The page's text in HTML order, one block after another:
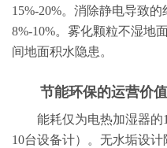
15%-20%。消除静电导致
8%-10%。雾化颗粒不湿地
间地面积水隐患。
节能环保的运营价值
能耗仅为电热加湿器的
10台设备计）。无水垢设